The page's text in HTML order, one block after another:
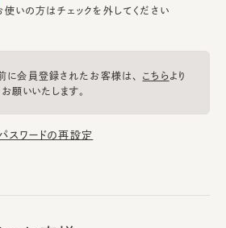
いの方はチェックを外してください
会員登録されたお客様は、 こちらより
願いいたします。
スワードの再設定